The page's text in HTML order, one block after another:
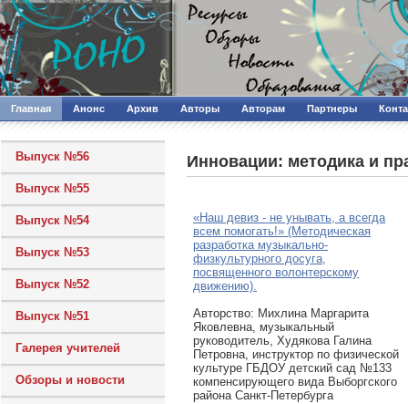
Главная Анонс Архив Авторы Авторам Партнеры
Выпуск №56
Выпуск №55
Выпуск №54
Выпуск №53
Выпуск №52
Выпуск №51
Галерея учителей
Обзоры и новости
Инновации: методика и
«Наш девиз - не унывать, а всегда
всем помогать!» (Методическая
разработка музыкально-
физкультурного досуга,
посвященного волонтерскому
движению).
Авторcтво: Михлина Маргарита
Яковлевна, музыкальный
руководитель, Худякова Галина
Петровна, инструктор по физической
культуре ГБДОУ детский сад №133
компенсирующего вида Выборгского
района Санкт-Петербурга